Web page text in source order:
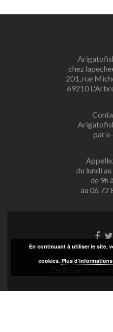
chez
201, rue
69210
par
du lundi
de 9h
au 06 72
Lien
Arigatofishing® -
En continuant à utiliser le site,
cookies.Plus d’informations